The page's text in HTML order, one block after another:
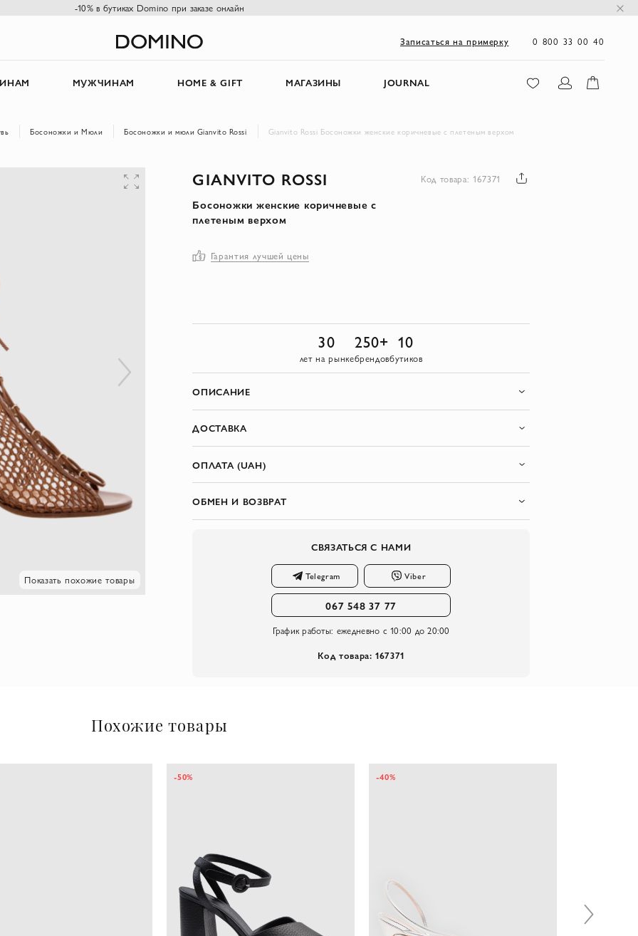
-10% в бутиках Domino при заказе онлайн
Записаться на примерку 0 800 33 00 40
МУЖЧИНАМ HOME & GIFT МАГАЗИНЫ JOURNAL
Босоножки и Мюли Босоножки и мюли Gianvito Rossi Gianvito Rossi Босоножки женские коричневые с плетеным верхом
Показать похожие товары
GIANVITO ROSSI Код товара: 167371
Босоножки женские коричневые с
плетеным верхом
Гарантия лучшей цены
30
лет на рынке
250+
брендов
10
бутиков
ОПИСАНИЕ
ДОСТАВКА
ОПЛАТА (UAH)
ОБМЕН И ВОЗВРАТ
СВЯЗАТЬСЯ С НАМИ
Telegram Viber
067 548 37 77
График работы: ежедневно с 10:00 до 20:00
Код товара: 167371
Похожие товары
-50% -40%